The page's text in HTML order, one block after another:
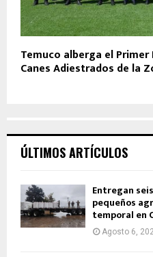
Temuco alberga el
Canes Adiestrados de la
ÚLTIMOS ARTÍCULOS
Entregan
pequeños
temporal en
Agosto 6,